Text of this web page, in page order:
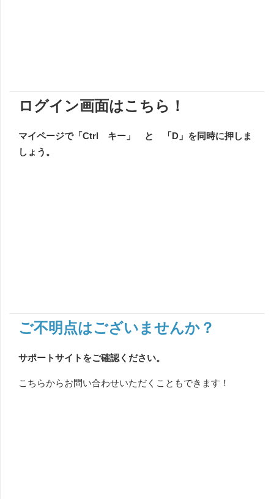
ログイン画面はこちら！
​マイページで「Ctrl キー」 と 「D」を同時に押しま
しょう。
ご不明点はございませんか？
サポートサイトをご確認ください。
こちらからお問い合わせいただくこともできます！